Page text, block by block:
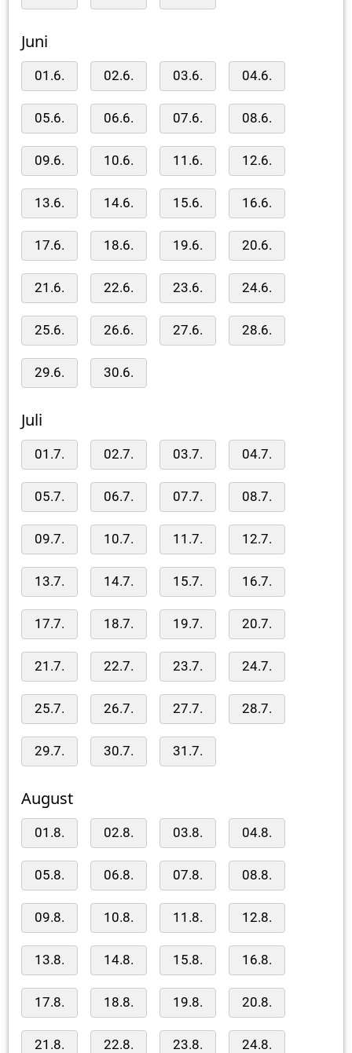
Juni
01.6. 02.6. 03.6. 04.6.
05.6. 06.6. 07.6. 08.6.
09.6. 10.6. 11.6. 12.6.
13.6. 14.6. 15.6. 16.6.
17.6. 18.6. 19.6. 20.6.
21.6. 22.6. 23.6. 24.6.
25.6. 26.6. 27.6. 28.6.
29.6. 30.6.
Juli
01.7. 02.7. 03.7. 04.7.
05.7. 06.7. 07.7. 08.7.
09.7. 10.7. 11.7. 12.7.
13.7. 14.7. 15.7. 16.7.
17.7. 18.7. 19.7. 20.7.
21.7. 22.7. 23.7. 24.7.
25.7. 26.7. 27.7. 28.7.
29.7. 30.7. 31.7.
August
01.8. 02.8. 03.8. 04.8.
05.8. 06.8. 07.8. 08.8.
09.8. 10.8. 11.8. 12.8.
13.8. 14.8. 15.8. 16.8.
17.8. 18.8. 19.8. 20.8.
21.8. 22.8. 23.8. 24.8.